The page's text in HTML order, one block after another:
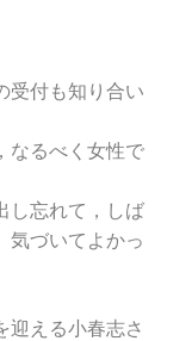
受付も知り合い
なるべく女性で
し忘れて，しば
気づいてよかっ
迎える小春志さ